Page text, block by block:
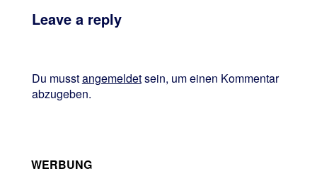
Leave a reply
Du musstangemeldetsein, um einen Kommentar
abzugeben.
WERBUNG